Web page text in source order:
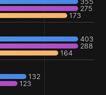
275
173
403
288
164
132
123